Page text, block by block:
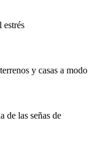
estrés
y casas a modo
de las señas de